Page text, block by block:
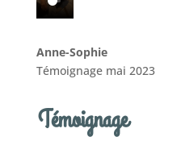
Anne-Sophie
Témoignage mai 2023
Témoignage